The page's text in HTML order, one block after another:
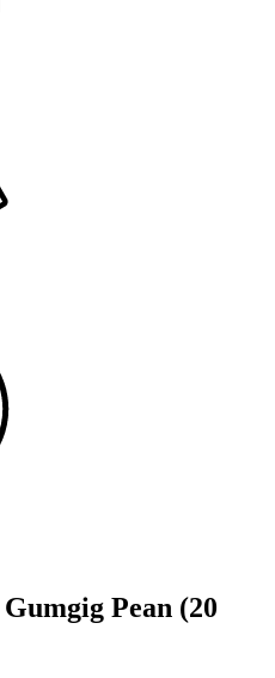
Pean (20